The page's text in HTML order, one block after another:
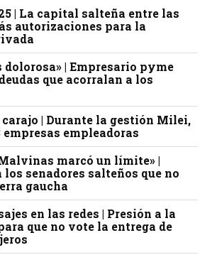
| La capital salteña entre las
autorizaciones para la
dolorosa» | Empresario pyme
que acorralan a los
| Durante la gestión Milei,
empresas empleadoras
marcó un límite» |
senadores salteños que no
gaucha
en las redes | Presión a la
que no vote la entrega de